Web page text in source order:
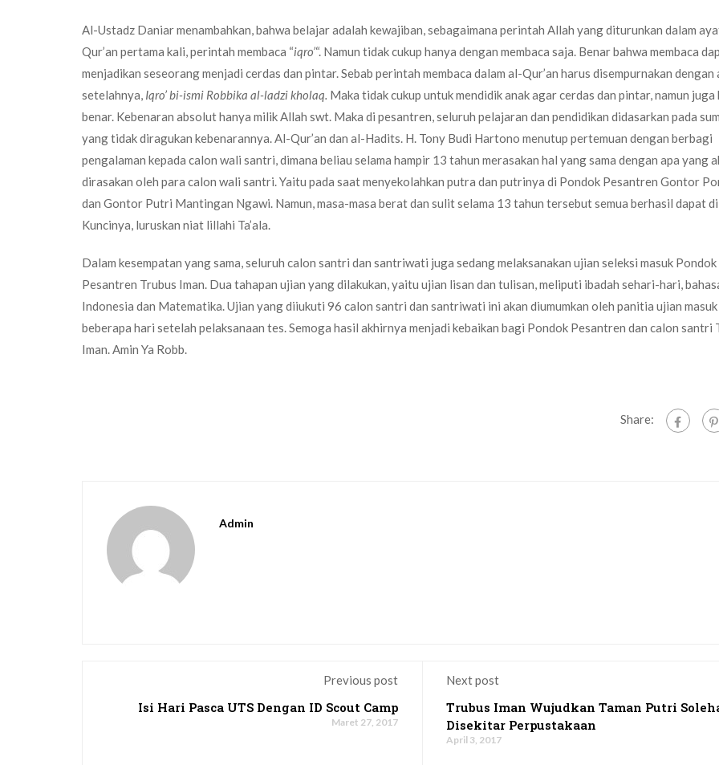
Al-Ustadz Daniar menambahkan, bahwa belajar adalah kewajiban, sebagaimana perintah Allah yang diturunkan dalam
Qur’an pertama kali, perintah membaca “iqro’“. Namun tidak cukup hanya dengan membaca saja. Benar bahwa membaca
menjadikan seseorang menjadi cerdas dan pintar. Sebab perintah membaca dalam al-Qur’an harus disempurnakan dengan
setelahnya, Iqro’ bi-ismi Robbika al-ladzi kholaq. Maka tidak cukup untuk mendidik anak agar cerdas dan pintar, namun juga
benar. Kebenaran absolut hanya milik Allah swt. Maka di pesantren, seluruh pelajaran dan pendidikan didasarkan pada
yang tidak diragukan kebenarannya. Al-Qur’an dan al-Hadits. H. Tony Budi Hartono menutup pertemuan dengan berbagi
pengalaman kepada calon wali santri, dimana beliau selama hampir 13 tahun merasakan hal yang sama dengan apa yang
dirasakan oleh para calon wali santri. Yaitu pada saat menyekolahkan putra dan putrinya di Pondok Pesantren Gontor
dan Gontor Putri Mantingan Ngawi. Namun, masa-masa berat dan sulit selama 13 tahun tersebut semua berhasil dapat
Kuncinya, luruskan niat lillahi Ta’ala.
Dalam kesempatan yang sama, seluruh calon santri dan santriwati juga sedang melaksanakan ujian seleksi masuk Pondok
Pesantren Trubus Iman. Dua tahapan ujian yang dilakukan, yaitu ujian lisan dan tulisan, meliputi ibadah sehari-hari,
Indonesia dan Matematika. Ujian yang diiukuti 96 calon santri dan santriwati ini akan diumumkan oleh panitia ujian masuk
beberapa hari setelah pelaksanaan tes. Semoga hasil akhirnya menjadi kebaikan bagi Pondok Pesantren dan calon santri
Iman. Amin Ya Robb.
Share:
Admin
Previous post
Isi Hari Pasca UTS Dengan ID Scout Camp
Maret 27, 2017
Next post
Trubus Iman Wujudkan Taman Putri
Disekitar Perpustakaan
April 3, 2017